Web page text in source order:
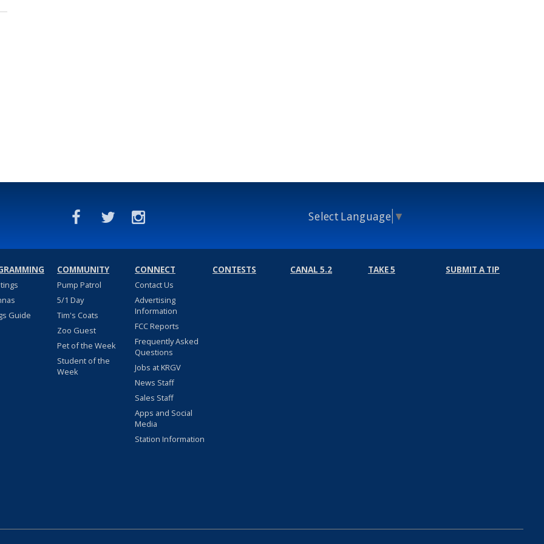
Select Language ▼
Guide
COMMUNITY
Pump Patrol
5/1 Day
Tim's Coats
Zoo Guest
Pet of the Week
Student of the
Week
CONNECT
Contact Us
Advertising
Information
FCC Reports
Frequently Asked
Questions
Jobs at KRGV
News Staff
Sales Staff
Apps and Social
Media
Station Information
CONTESTS CANAL 5.2 TAKE 5 SUBMIT A TIP